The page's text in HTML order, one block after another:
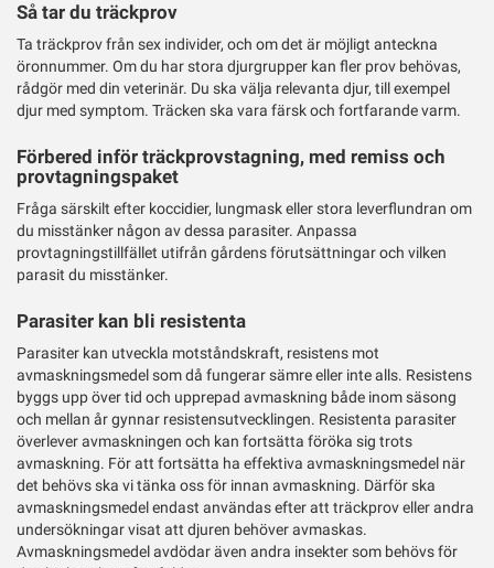
Så tar du träckprov
Ta träckprov från sex individer, och om det är möjligt anteckna
öronnummer. Om du har stora djurgrupper kan fler prov behövas,
rådgör med din veterinär. Du ska välja relevanta djur, till exempel
djur med symptom. Träcken ska vara färsk och fortfarande varm.
Förbered inför träckprovstagning, med remiss och
provtagningspaket
Fråga särskilt efter koccidier, lungmask eller stora leverflundran om
du misstänker någon av dessa parasiter. Anpassa
provtagningstillfället utifrån gårdens förutsättningar och vilken
parasit du misstänker.
Parasiter kan bli resistenta
Parasiter kan utveckla motståndskraft, resistens mot
avmaskningsmedel som då fungerar sämre eller inte alls. Resistens
byggs upp över tid och upprepad avmaskning både inom säsong
och mellan år gynnar resistensutvecklingen. Resistenta parasiter
överlever avmaskningen och kan fortsätta föröka sig trots
avmaskning. För att fortsätta ha effektiva avmaskningsmedel när
det behövs ska vi tänka oss för innan avmaskning. Därför ska
avmaskningsmedel endast användas efter att träckprov eller andra
undersökningar visat att djuren behöver avmaskas.
Avmaskningsmedel avdödar även andra insekter som behövs för